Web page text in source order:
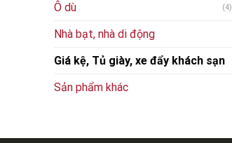
Ô dù (4)
Nhà bạt, nhà di động
Giá kệ, Tủ giày, xe đẩy khách sạn
Sản phẩm khác